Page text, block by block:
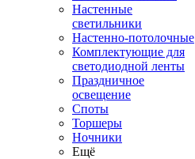
Настенные
светильники
Настенно-потолочные
Комплектующие для
светодиодной ленты
Праздничное
освещение
Споты
Торшеры
Ночники
Ещё